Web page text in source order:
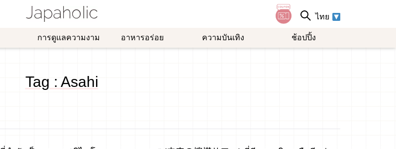
ไทย
การดูแลความงาม อาหารอร่อย ความบันเทิง ช้อปปิ้ง
Tag : Asahi